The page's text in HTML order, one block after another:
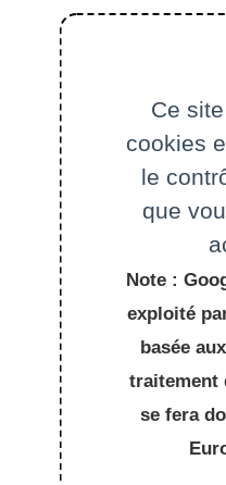
Migration
Partage
VPN
Visioconférence
Visio
Zoom
Ce
cookies
le
que
Note :
exploité
basée
traitement
se fera